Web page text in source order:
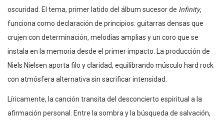
oscuridad. El tema, primer latido del álbum sucesor de Infinity,
funciona como declaración de principios: guitarras densas que
crujen con determinación, melodías amplias y un coro que se
instala en la memoria desde el primer impacto. La producción de
Niels Nielsen aporta filo y claridad, equilibrando músculo hard rock
con atmósfera alternativa sin sacrificar intensidad.
Líricamente, la canción transita del desconcierto espiritual a la
afirmación personal. Entre la sombra y la búsqueda de salvación,